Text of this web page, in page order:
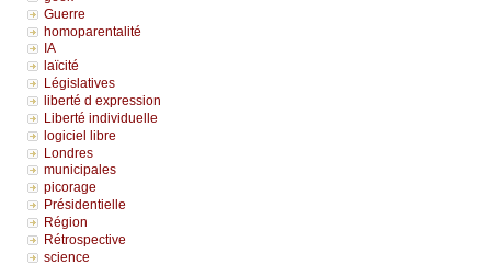
Guerre
homoparentalité
IA
laïcité
Législatives
liberté d expression
Liberté individuelle
logiciel libre
Londres
municipales
picorage
Présidentielle
Région
Rétrospective
science